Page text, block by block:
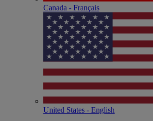
Canada - Français
United States - English